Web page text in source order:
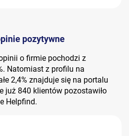
pozytywne
o firmie pochodzi z
Natomiast z profilu na
2,4% znajduje się na portalu
już 840 klientów pozostawiło
Helpfind.